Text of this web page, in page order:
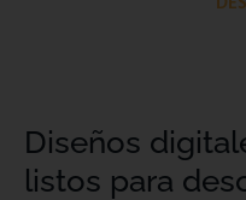
Diseños
listos para